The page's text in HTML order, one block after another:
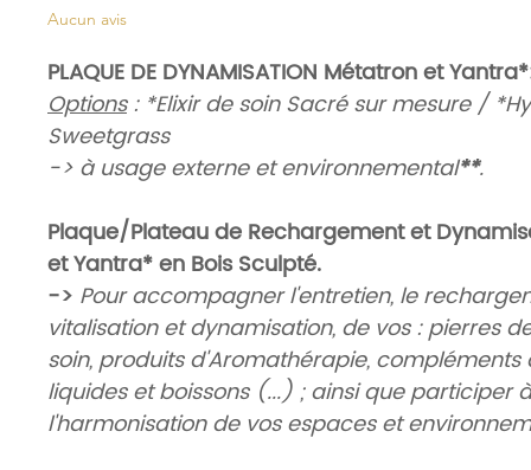
Aucun avis
PLAQUE DE DYNAMISATION Métatron et
Options: *Elixir de soin Sacré sur mesure /
Sweetgrass
-> à usage externe et environnemental**.
Plaque/Plateau de Rechargement et
et Yantra* en Bois Sculpté.
-> Pour accompagner l'entretien, le
vitalisation et dynamisation, de vos : pierres
soin, produits d'Aromathérapie, compléments
liquides et boissons (...) ; ainsi que participer à
l'harmonisation de vos espaces et